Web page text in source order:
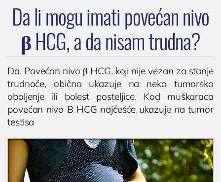
Da li mogu imati povećan nivo
β HCG, a da nisam trudna?
Da. Povećan nivo β HCG, koji nije vezan za stanje
trudnoće, obično ukazuje na neko tumorsko
oboljenje ili bolest posteljice. Kod muškaraca
povećan nivo B HCG najčešće ukazuje na tumor
testisa